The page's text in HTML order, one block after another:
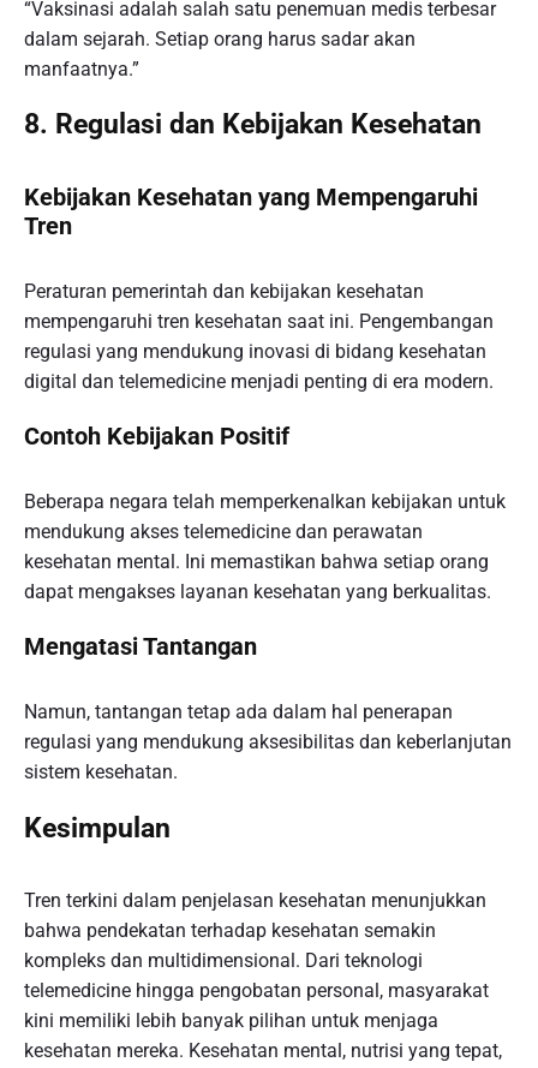
“Vaksinasi adalah salah satu penemuan medis terbesar
dalam sejarah. Setiap orang harus sadar akan
manfaatnya.”
8. Regulasi dan Kebijakan Kesehatan
Kebijakan Kesehatan yang Mempengaruhi
Tren
Peraturan pemerintah dan kebijakan kesehatan
mempengaruhi tren kesehatan saat ini. Pengembangan
regulasi yang mendukung inovasi di bidang kesehatan
digital dan telemedicine menjadi penting di era modern.
Contoh Kebijakan Positif
Beberapa negara telah memperkenalkan kebijakan untuk
mendukung akses telemedicine dan perawatan
kesehatan mental. Ini memastikan bahwa setiap orang
dapat mengakses layanan kesehatan yang berkualitas.
Mengatasi Tantangan
Namun, tantangan tetap ada dalam hal penerapan
regulasi yang mendukung aksesibilitas dan keberlanjutan
sistem kesehatan.
Kesimpulan
Tren terkini dalam penjelasan kesehatan menunjukkan
bahwa pendekatan terhadap kesehatan semakin
kompleks dan multidimensional. Dari teknologi
telemedicine hingga pengobatan personal, masyarakat
kini memiliki lebih banyak pilihan untuk menjaga
kesehatan mereka. Kesehatan mental, nutrisi yang tepat,